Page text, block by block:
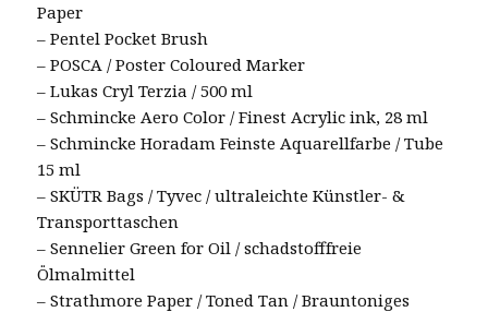
Paper
– Pentel Pocket Brush
– POSCA / Poster Coloured Marker
– Lukas Cryl Terzia / 500 ml
– Schmincke Aero Color / Finest Acrylic ink, 28 ml
– Schmincke Horadam Feinste Aquarellfarbe / Tube
15 ml
– SKÜTR Bags / Tyvec / ultraleichte Künstler- &
Transporttaschen
– Sennelier Green for Oil / schadstofffreie
Ölmalmittel
– Strathmore Paper / Toned Tan / Brauntoniges